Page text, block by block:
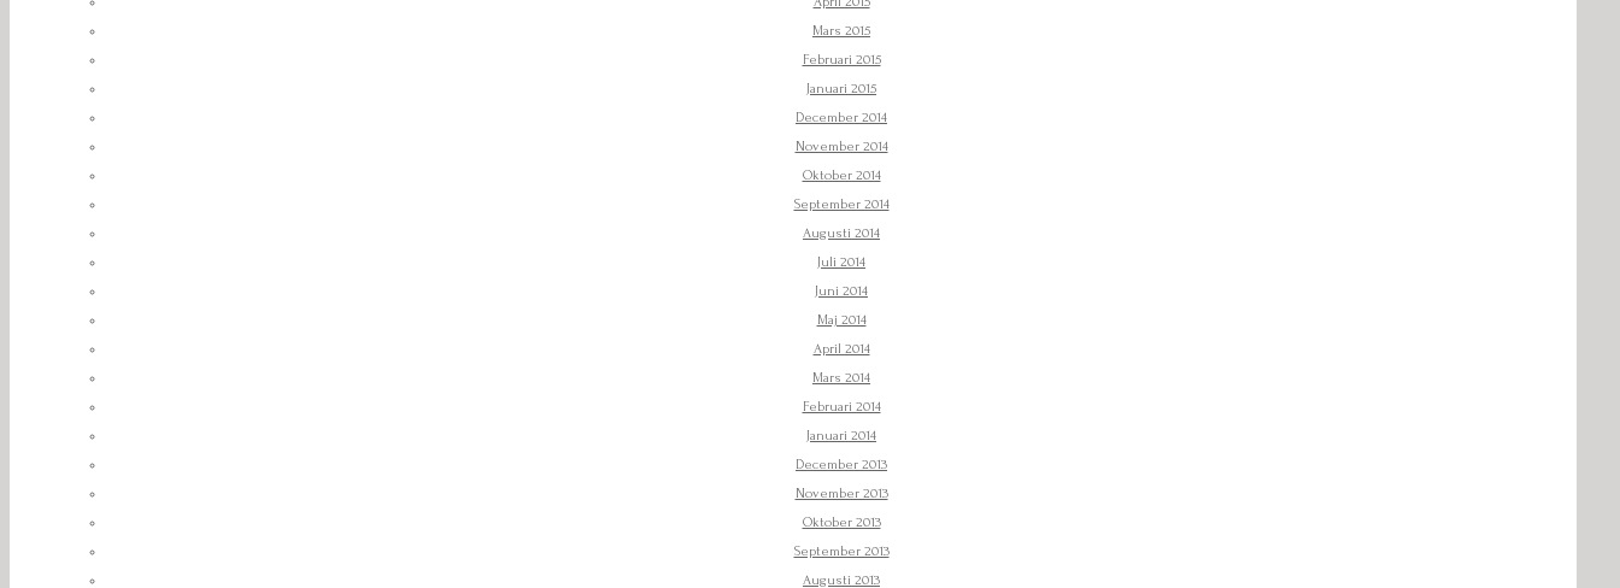
Mars 2015
Februari 2015
Januari 2015
December 2014
November 2014
Oktober 2014
September 2014
Augusti 2014
Juli 2014
Juni 2014
Maj 2014
April 2014
Mars 2014
Februari 2014
Januari 2014
December 2013
November 2013
Oktober 2013
September 2013
Augusti 2013